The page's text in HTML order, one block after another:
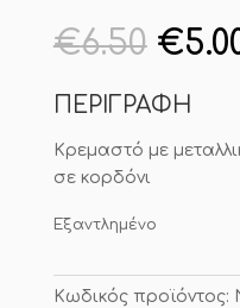
€6.50
was:
€6.50.
€
ΠΕΡΙΓΡΑΦΗ
Κρεμαστό με
σε κορδόνι
Εξαντλημένο
Κωδικός προϊόντος: